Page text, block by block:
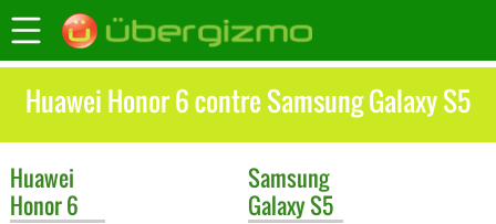
Huawei Honor 6 contre Samsung Galaxy S5
Huawei
Honor 6
Samsung
Galaxy S5